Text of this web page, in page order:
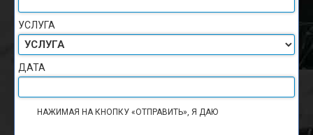
УСЛУГА
ДАТА
НАЖИМАЯ НА КНОПКУ «ОТПРАВИТЬ», Я ДАЮ